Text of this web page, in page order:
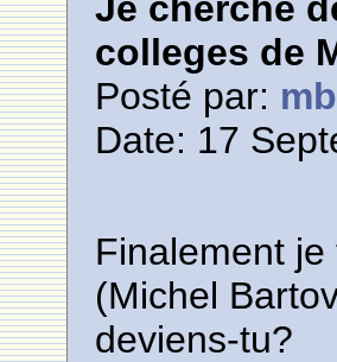
colleges de
Posté par:
Date: 17
Finalement je
(Michel
deviens-tu?